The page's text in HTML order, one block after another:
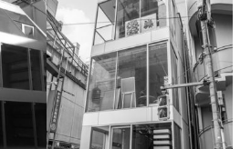
八王子